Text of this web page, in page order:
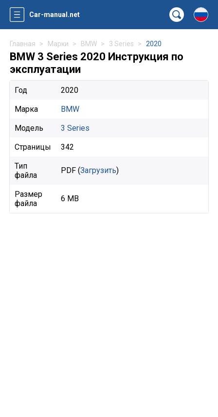
Car-manual.net
Главная Марки BMW 3 Series 2020
BMW 3 Series 2020 Инструкция по
эксплуатации
Год 2020
Марка BMW
Модель 3 Series
Страницы 342
Тип
файла
PDF (Загрузить)
Размер
файла
6 MB